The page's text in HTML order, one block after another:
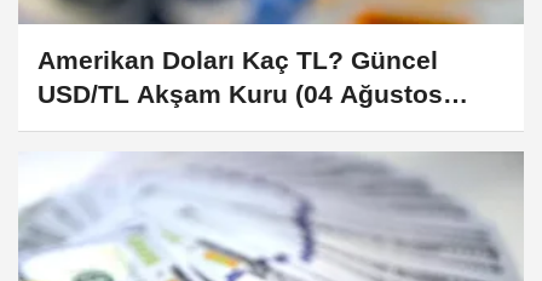
Amerikan Doları Kaç TL? Güncel
USD/TL Akşam Kuru (04 Ağustos
2026)